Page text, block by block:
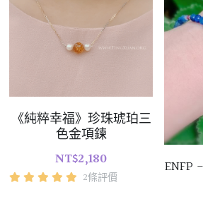
《純粹幸福》珍珠琥珀三
色金項鍊
NT$2,180
2條評價
ENFP